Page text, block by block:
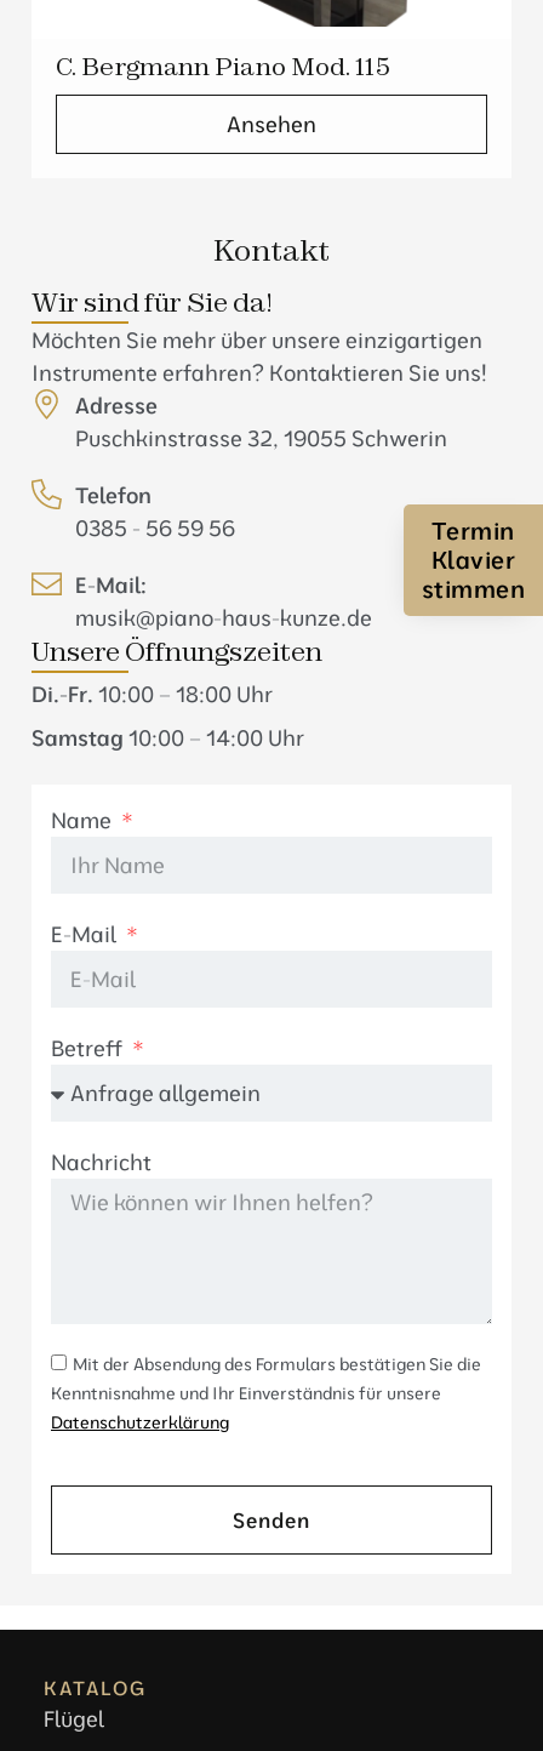
C. Bergmann Piano Mod. 115
Ansehen
Kontakt
Wir sind für Sie da!
Möchten Sie mehr über unsere einzigartigen
Instrumente erfahren? Kontaktieren Sie uns!
Adresse
Puschkinstrasse 32, 19055 Schwerin
Telefon
0385 - 56 59 56
E-Mail:
musik@piano-haus-kunze.de
Unsere Öffnungszeiten
Di.-Fr. 10:00 – 18:00 Uhr
Samstag 10:00 – 14:00 Uhr
Name
E-Mail
Betreff
Nachricht
Mit der Absendung des Formulars bestätigen Sie die
Kenntnisnahme und Ihr Einverständnis für unsere
Datenschutzerklärung
Senden
Termin
Klavier
stimmen
KATALOG
Flügel